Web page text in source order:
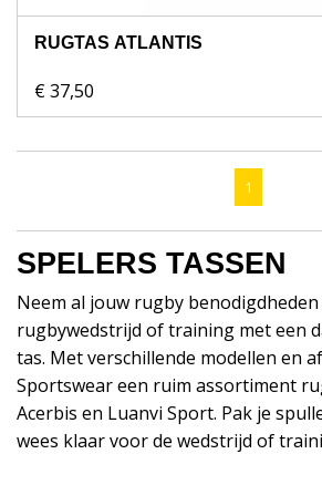
RUGTAS ATLANTIS
€ 37,50
1
SPELERS TASSEN
Neem al jouw rugby benodigdheden
rugbywedstrijd of training met een
tas. Met verschillende modellen en
Sportswear een ruim assortiment
Acerbis en Luanvi Sport. Pak je
wees klaar voor de wedstrijd of